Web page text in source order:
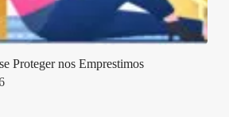
Proteger nos Emprestimos